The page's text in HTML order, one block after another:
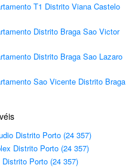
T1 Distrito Viana Castelo
Distrito Braga Sao Victor
Distrito Braga Sao Lazaro
Sao Vicente Distrito Braga
Distrito Porto (24 357)
Distrito Porto (24 357)
Porto (24 357)